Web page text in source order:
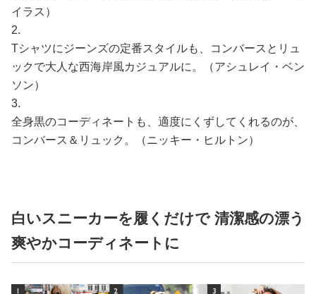
イラス）
2.
Tシャツにジーンズの定番スタイルも、コンバースとリュ
ックで大人な西海岸風カジュアルに。（アシュレイ・ベン
ソン）
3.
全身黒のコーディネートも、適度にくずしてくれるのが、
コンバース＆リュック。（ニッキー・ヒルトン）
白いスニーカーを履くだけで 清潔感の漂う
爽やかコーディネートに